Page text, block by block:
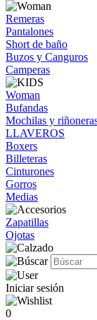
Remeras
Pantalones
Short de baño
Buzos y Canguros
Camperas
Woman
Bufandas
Mochilas y
LLAVEROS
Boxers
Billeteras
Cinturones
Gorros
Medias
Zapatillas
Ojotas
Iniciar sesión
0